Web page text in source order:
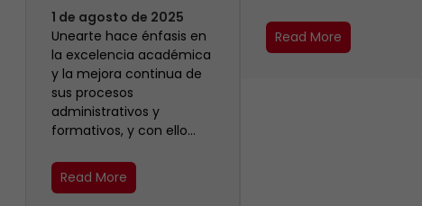
1 de agosto de 2025
Unearte hace énfasis en
la excelencia académica
y la mejora continua de
sus procesos
administrativos y
formativos, y con ello…
Read More
Read More